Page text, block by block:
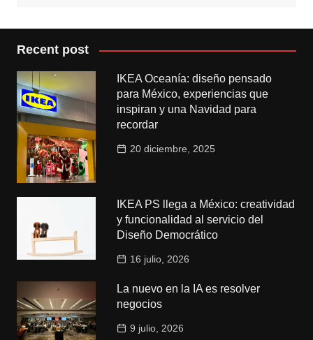
Recent post
IKEA Oceanía: diseño pensado
para México, experiencias que
inspiran y una Navidad para
recordar
20 diciembre, 2025
IKEA PS llega a México: creatividad
y funcionalidad al servicio del
Diseño Democrático
16 julio, 2026
La nuevo en la IA es resolver
negocios
9 julio, 2026